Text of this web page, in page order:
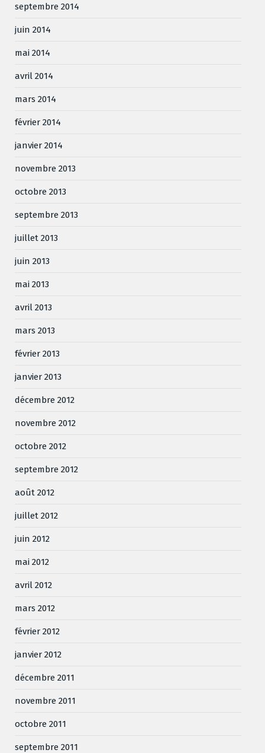
septembre 2014
juin 2014
mai 2014
avril 2014
mars 2014
février 2014
janvier 2014
novembre 2013
octobre 2013
septembre 2013
juillet 2013
juin 2013
mai 2013
avril 2013
mars 2013
février 2013
janvier 2013
décembre 2012
novembre 2012
octobre 2012
septembre 2012
août 2012
juillet 2012
juin 2012
mai 2012
avril 2012
mars 2012
février 2012
janvier 2012
décembre 2011
novembre 2011
octobre 2011
septembre 2011